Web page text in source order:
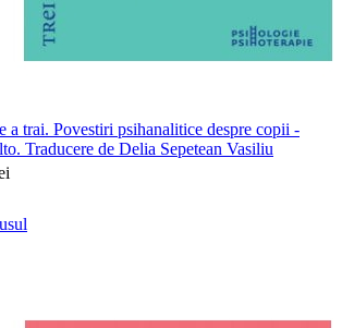
a trai. Povestiri psihanalitice despre copii -
Traducere de Delia Sepetean Vasiliu